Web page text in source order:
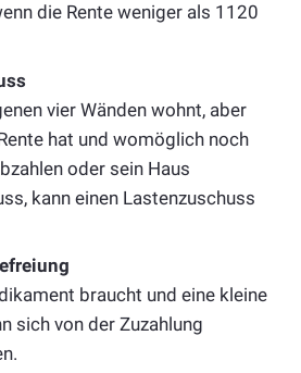
die Rente weniger als 1120
vier Wänden wohnt, aber
hat und womöglich noch
oder sein Haus
kann einen Lastenzuschuss
braucht und eine kleine
sich von der Zuzahlung